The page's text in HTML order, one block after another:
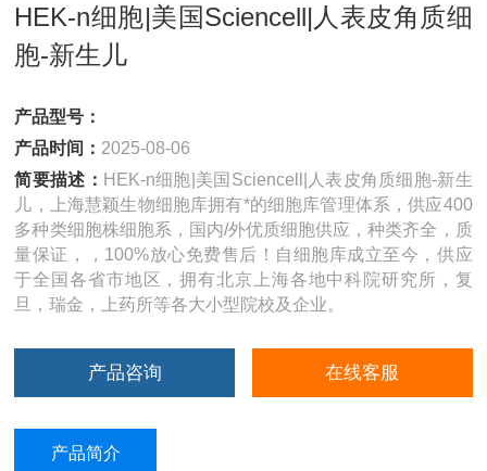
HEK-n细胞|美国Sciencell|人表皮角质细
胞-新生儿
产品型号：
产品时间： 2025-08-06
简要描述： HEK-n细胞|美国Sciencell|人表皮角质细胞-新生
儿，上海慧颖生物细胞库拥有*的细胞库管理体系，供应400
多种类细胞株细胞系，国内/外优质细胞供应，种类齐全，质
量保证，，100%放心免费售后！自细胞库成立至今，供应
于全国各省市地区，拥有北京上海各地中科院研究所，复
旦，瑞金，上药所等各大小型院校及企业。
产品咨询 在线客服
产品简介